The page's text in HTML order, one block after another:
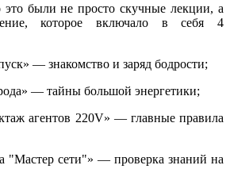
это были не просто скучные лекции, а
которое включало в себя 4
— знакомство и заряд бодрости;
— тайны большой энергетики;
агентов 220V» — главные правила
"Мастер сети"» — проверка знаний на